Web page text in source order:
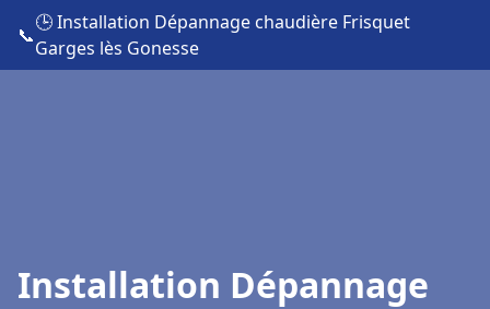
📞
🕒 Installation Dépannage chaudière Frisquet
Garges lès Gonesse
Installation Dépannage